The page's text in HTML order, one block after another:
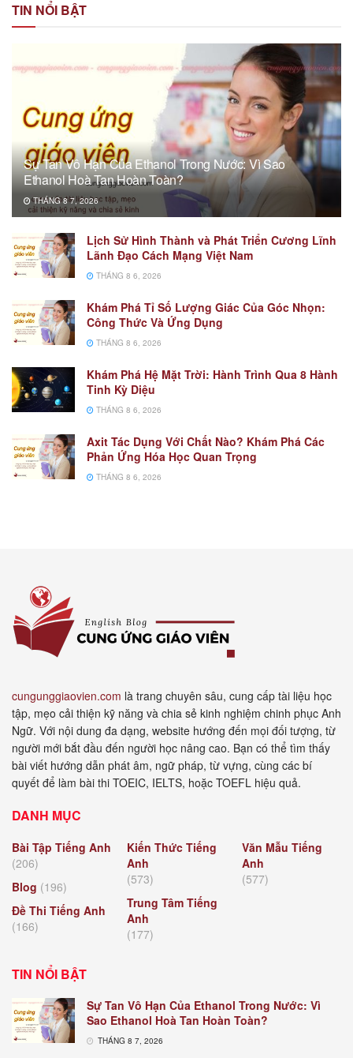
TIN NỔI BẬT
Sự Tan Vô Hạn Của Ethanol Trong Nước: Vì Sao
Ethanol Hoà Tan Hoàn Toàn?
THÁNG 8 7, 2026
Lịch Sử Hình Thành và Phát Triển Cương Lĩnh
Lãnh Đạo Cách Mạng Việt Nam
THÁNG 8 6, 2026
Khám Phá Tỉ Số Lượng Giác Của Góc Nhọn:
Công Thức Và Ứng Dụng
THÁNG 8 6, 2026
Khám Phá Hệ Mặt Trời: Hành Trình Qua 8 Hành
Tinh Kỳ Diệu
THÁNG 8 6, 2026
Axit Tác Dụng Với Chất Nào? Khám Phá Các
Phản Ứng Hóa Học Quan Trọng
THÁNG 8 6, 2026
cungunggiaovien.com là trang chuyên sâu, cung cấp tài liệu học
tập, mẹo cải thiện kỹ năng và chia sẻ kinh nghiệm chinh phục Anh
Ngữ. Với nội dung đa dạng, website hướng đến mọi đối tượng, từ
người mới bắt đầu đến người học nâng cao. Bạn có thể tìm thấy
bài viết hướng dẫn phát âm, ngữ pháp, từ vựng, cùng các bí
quyết để làm bài thi TOEIC, IELTS, hoặc TOEFL hiệu quả.
DANH MỤC
Bài Tập Tiếng Anh
(206)
Blog (196)
Đề Thi Tiếng Anh
(166)
Kiến Thức Tiếng
Anh
(573)
Trung Tâm Tiếng
Anh
(177)
Văn Mẫu Tiếng
Anh
(577)
TIN NỔI BẬT
Sự Tan Vô Hạn Của Ethanol Trong Nước: Vì
Sao Ethanol Hoà Tan Hoàn Toàn?
THÁNG 8 7, 2026